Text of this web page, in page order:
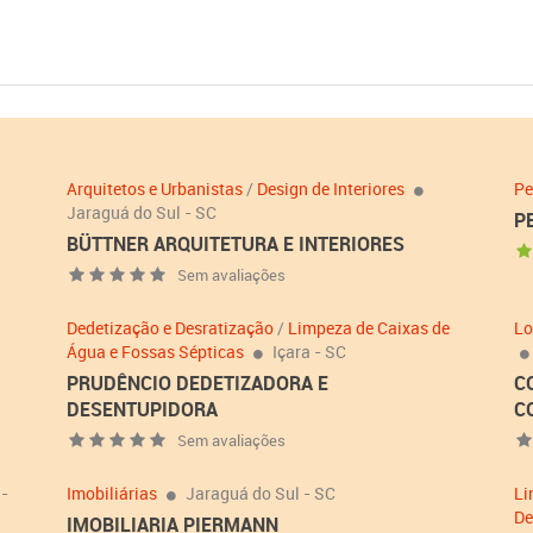
Arquitetos e Urbanistas/ Design de Interiores
Jaraguá do Sul - SC
BÜTTNER ARQUITETURA E INTERIORES
Sem avaliações
Dedetização e Desratização/ Limpeza de Caixas de
Água e Fossas Sépticas
Içara - SC
PRUDÊNCIO DEDETIZADORA E
DESENTUPIDORA
Sem avaliações
Imobiliárias Jaraguá do Sul - SC
IMOBILIARIA PIERMANN